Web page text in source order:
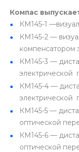
Компас
КМ145-1
КМ145-2 —
компенсатором
КМ145-3 —
электрической
КМ145-4 —
электрической
КМ145-5 —
оптической
КМ145-6 —
оптической